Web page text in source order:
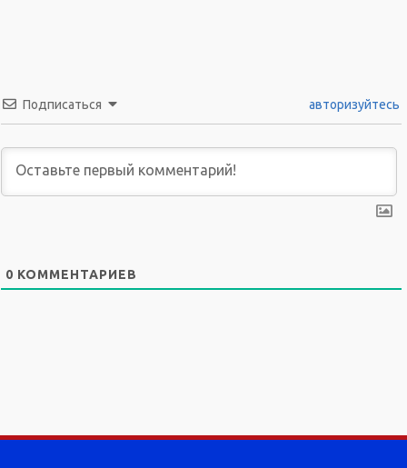
Подписаться авторизуйтесь
0 КОММЕНТАРИЕВ